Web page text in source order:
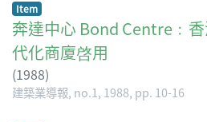
Item
奔達中心 Bond Centre﹕
代化商廈啓用
(1988)
建築業導報, no.1, 1988, pp. 10-16